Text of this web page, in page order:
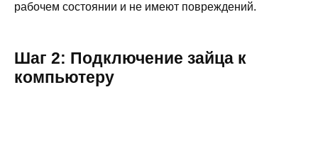
рабочем состоянии и не имеют повреждений.
Шаг 2: Подключение зайца к
компьютеру